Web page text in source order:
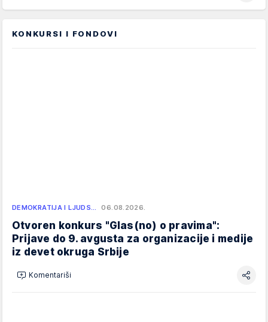
KONKURSI I FONDOVI
DEMOKRATIJA I LJUDS… 06.08.2026.
Otvoren konkurs "Glas(no) o pravima":
Prijave do 9. avgusta za organizacije i medije
iz devet okruga Srbije
Komentariši